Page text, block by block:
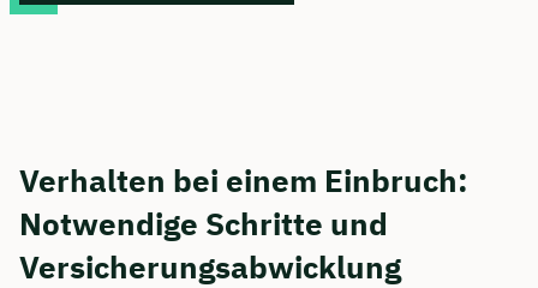
Verhalten bei einem Einbruch:
Notwendige Schritte und
Versicherungsabwicklung